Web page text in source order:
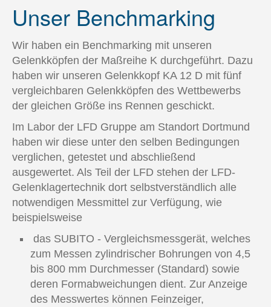
Unser Benchmarking
Wir haben ein Benchmarking mit unseren
Gelenkköpfen der Maßreihe K durchgeführt. Dazu
haben wir unseren Gelenkkopf KA 12 D mit fünf
vergleichbaren Gelenkköpfen des Wettbewerbs
der gleichen Größe ins Rennen geschickt.
Im Labor der LFD Gruppe am Standort Dortmund
haben wir diese unter den selben Bedingungen
verglichen, getestet und abschließend
ausgewertet. Als Teil der LFD stehen der LFD-
Gelenklagertechnik dort selbstverständlich alle
notwendigen Messmittel zur Verfügung, wie
beispielsweise
das SUBITO - Vergleichsmessgerät, welches
zum Messen zylindrischer Bohrungen von 4,5
bis 800 mm Durchmesser (Standard) sowie
deren Formabweichungen dient. Zur Anzeige
des Messwertes können Feinzeiger,